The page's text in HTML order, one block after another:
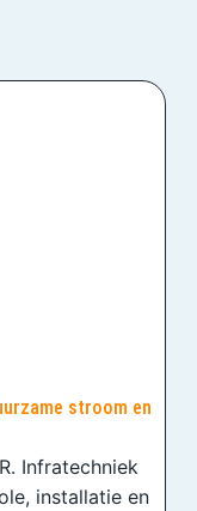
stroom en
Infratechniek
installatie en